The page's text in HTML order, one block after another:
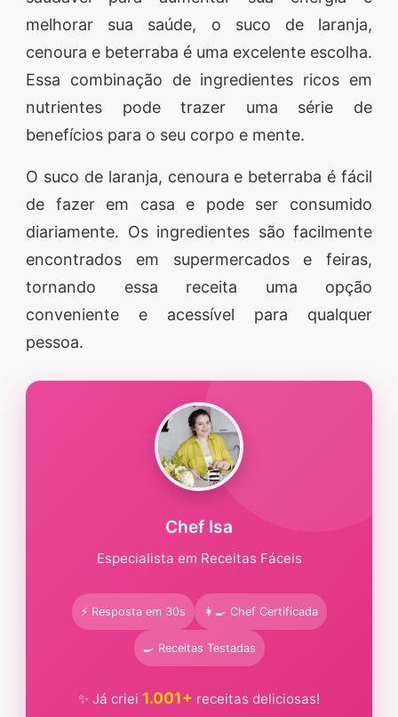
segredos valiosos e
receitas rápidas e fáceis
que vão impressionar
todos ao seu redor.
Transforme suas
melhorar sua saúde, o suco de laranja,
cenoura e beterraba é uma excelente escolha.
Essa combinação de ingredientes ricos em
nutrientes pode trazer uma série de
benefícios para o seu corpo e mente.
O suco de laranja, cenoura e beterraba é fácil
de fazer em casa e pode ser consumido
diariamente. Os ingredientes são facilmente
encontrados em supermercados e feiras,
tornando essa receita uma opção
conveniente e acessível para qualquer
pessoa.
Chef Isa
Especialista em Receitas Fáceis
⚡ Resposta em 30s 👩‍🍳 Chef Certificada
🍳 Receitas Testadas
✨ Já criei 1.001+ receitas deliciosas!